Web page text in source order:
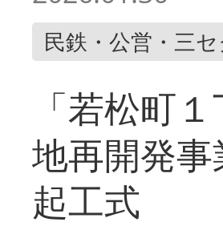
民鉄・公営・三セ
「若松町
地再開発
起工式